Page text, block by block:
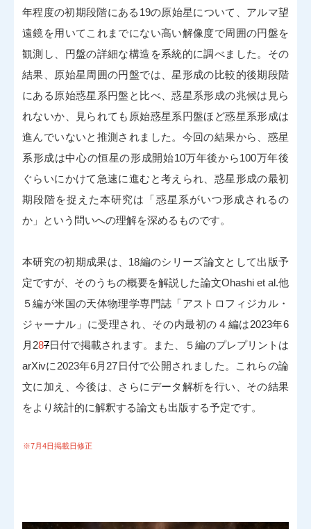
年程度の初期段階にある 19の原始星について、アルマ望
遠鏡を用いてこれまでにない高い解像度で周囲の円盤を
観測し、円盤の詳細な構造を系統的に調べました。その
結果、原始星周囲の円盤では、星形成の比較的後期段階
にある原始惑星系円盤と比べ、惑星系形成の兆候は見ら
れないか、見られても原始惑星系円盤ほど惑星系形成は
進んでいないと推測されました。今回の結果から、惑星
系形成は中心の恒星の形成開始10万年後から100万年後
ぐらいにかけて急速に進むと考えられ、惑星形成の最初
期段階を捉えた本研究は「惑星系がいつ形成されるの
か」という問いへの理解を深めるものです。
本研究の初期成果は、18編のシリーズ論文として出版予
定ですが、そのうちの概要を解説した論文Ohashi et al.他
５編が米国の天体物理学専門誌「アストロフィジカル・
ジャーナル」に受理され、その内最初の４編は2023年6
月287日付で掲載されます。また、５編のプレプリントは
arXivに2023年6月27日付で公開されました。これらの論
文に加え、今後は、さらにデータ解析を行い、その結果
をより統計的に解釈する論文も出版する予定です。
※7月4日掲載日修正